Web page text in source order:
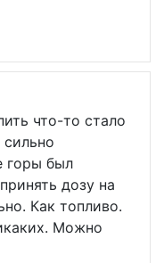
что-то стало
горы был
дозу на
Как топливо.
Можно